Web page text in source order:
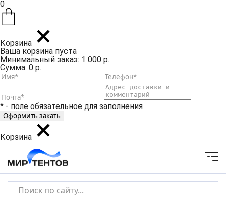
0
Корзина
Ваша корзина пуста
Минимальный заказ: 1 000 р.
Сумма: 0 р.
* - поле обязательное для заполнения
Корзина